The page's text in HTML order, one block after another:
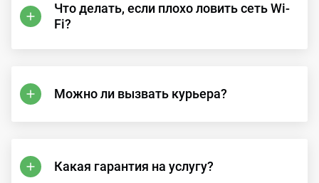
Что делать, если плохо ловить сеть Wi-
Fi?
Можно ли вызвать курьера?
Какая гарантия на услугу?